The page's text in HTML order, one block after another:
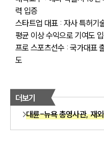
력 입증
스타트업 대표 : 자사 특허기
평균 이상 수익으로 기여도
프로 스포츠선수 : 국가대표
도
더보기
대륜-뉴욕 총영사관, 재